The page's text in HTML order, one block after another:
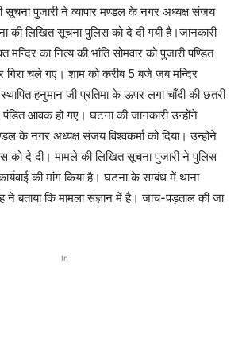
पुजारी ने व्यापार मण्डल के नगर अध्यक्ष संजय
की लिखित सूचना पुलिस को दे दी गयी है।जानकारी
का नित्य की भांति सोमवार को पुजारी पण्डित
गिरा चले गए। शाम को करीब 5 बजे जब मन्दिर
हनुमान जी प्रतिमा के ऊपर लगा चाँदी की छतरी
आवक हो गए। घटना की जानकारी उन्होंने
के नगर अध्यक्ष संजय विश्वकर्मा को दिया। उन्होंने
को दे दी। मामले की लिखित सूचना पुजारी ने पुलिस
की मांग किया है। घटना के सम्बंध में थाना
ने बताया कि मामला संज्ञान में है। जांच-पड़ताल की जा
In